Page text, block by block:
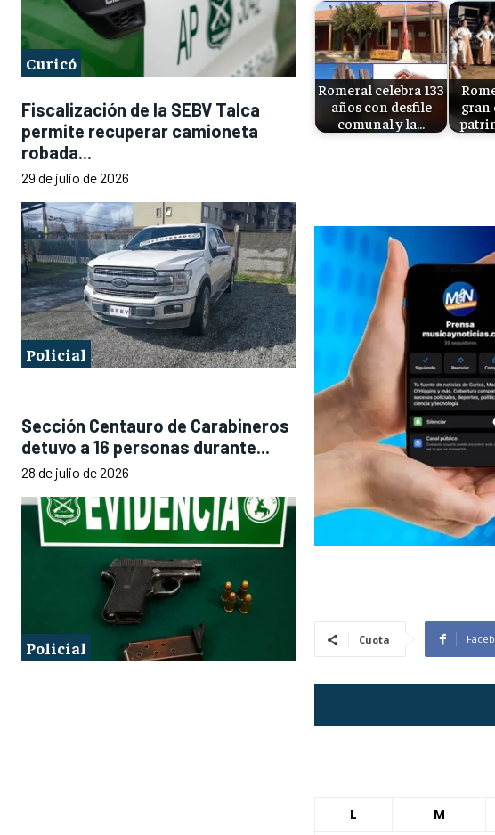
Curicó
Fiscalización de la SEBV Talca
permite recuperar camioneta
robada...
29 de julio de 2026
Policial
Sección Centauro de Carabineros
detuvo a 16 personas durante...
28 de julio de 2026
Policial
Romeral celebra 133
años con desfile
comunal y la…
gran
Cuota
L M